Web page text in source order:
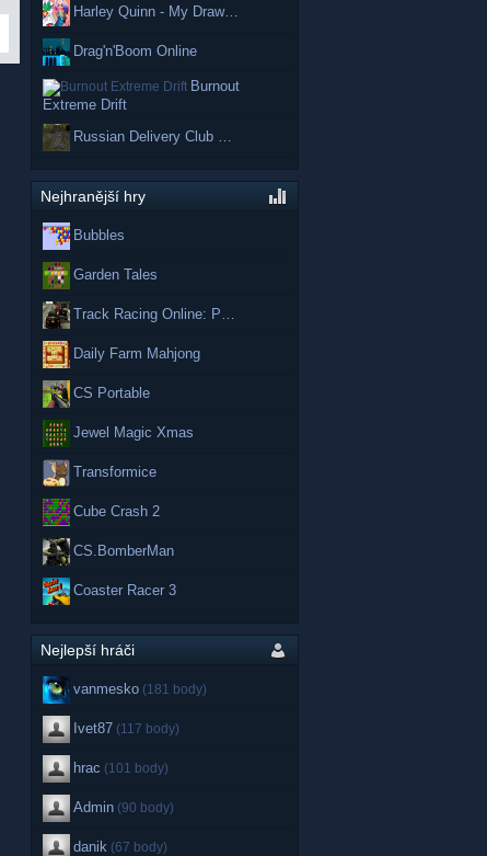
Harley Quinn - My Draw…
Drag'n'Boom Online
Burnout
Extreme Drift
Russian Delivery Club …
Nejhranější hry
Bubbles
Garden Tales
Track Racing Online: P…
Daily Farm Mahjong
CS Portable
Jewel Magic Xmas
Transformice
Cube Crash 2
CS.BomberMan
Coaster Racer 3
Nejlepší hráči
vanmesko (181 body)
Ivet87 (117 body)
hrac (101 body)
Admin (90 body)
danik (67 body)